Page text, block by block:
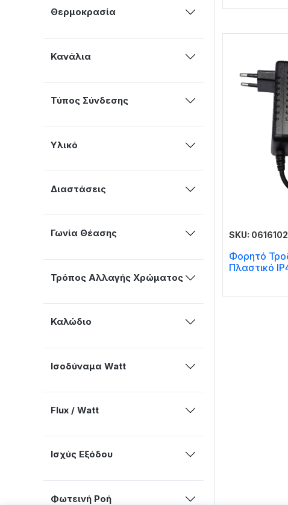
Θερμοκρασία
Κανάλια
Τύπος Σύνδεσης
Υλικό
Διαστάσεις
Γωνία Θέασης
Τρόπος Αλλαγής Χρώματος
Καλώδιο
Ισοδύναμα Watt
Flux / Watt
Ισχύς Εξόδου
Φωτεινή Ροή
SKU: 0616102
Φορητό
Πλαστικό